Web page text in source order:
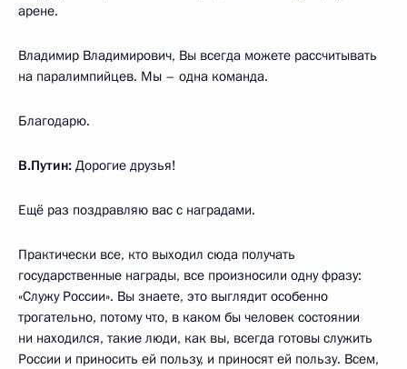
арене.
Владимир Владимирович, Вы всегда можете рассчитывать
на паралимпийцев. Мы – одна команда.
Благодарю.
В.Путин: Дорогие друзья!
Ещё раз поздравляю вас с наградами.
Практически все, кто выходил сюда получать
государственные награды, все произносили одну фразу:
«Служу России». Вы знаете, это выглядит особенно
трогательно, потому что, в каком бы человек состоянии
ни находился, такие люди, как вы, всегда готовы служить
России и приносить ей пользу, и приносят ей пользу. Всем,